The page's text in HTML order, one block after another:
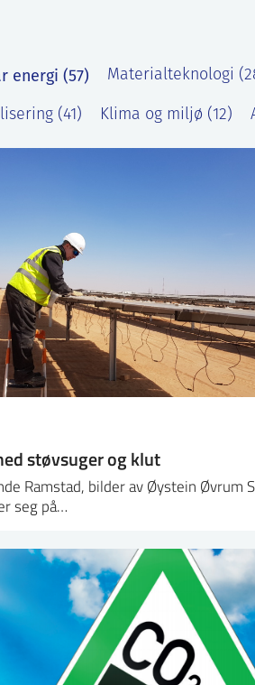
energi (57) Materialteknologi
(41) Klima og miljø (12)
støvsuger og klut
Ramstad, bilder av Øystein Øvrum
seg på…